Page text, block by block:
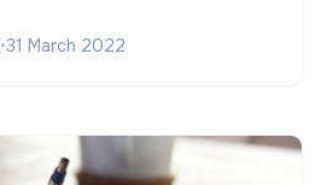
•31 March 2022